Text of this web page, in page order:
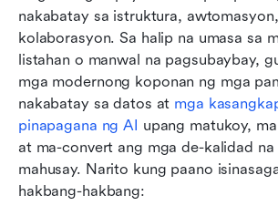
nakabatay sa istruktura,
kolaborasyon. Sa halip na umasa sa
listahan o manwal na pagsubaybay,
mga modernong koponan ng mga
nakabatay sa datos at mga
pinapagana ng AI upang matukoy,
at ma-convert ang mga de-kalidad na
mahusay. Narito kung paano
hakbang-hakbang: